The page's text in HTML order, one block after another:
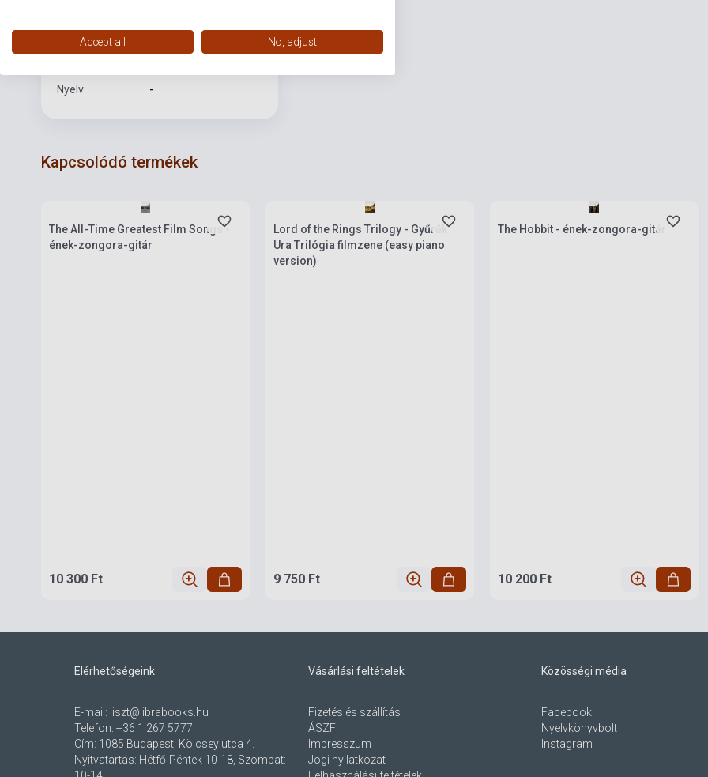
Kiadási év 2009
Nyelv -
Kapcsolódó termékek
The All-Time Greatest Film Songs -
ének-zongora-gitár
10 300 Ft
Lord of the Rings Trilogy - Gyűrűk
Ura Trilógia filmzene (easy piano
version)
9 750 Ft
The Hobbit - ének-zongora-gitár
10 200 Ft
Elérhetőségeink
E-mail: liszt@librabooks.hu
Telefon: +36 1 267 5777
Cím: 1085 Budapest, Kölcsey utca 4.
Nyitvatartás: Hétfő-Péntek 10-18, Szombat:
Vásárlási feltételek
Fizetés és szállítás
ÁSZF
Impresszum
Jogi nyilatkozat
Közösségi média
Facebook
Nyelvkönyvbolt
Instagram
Accept all No, adjust